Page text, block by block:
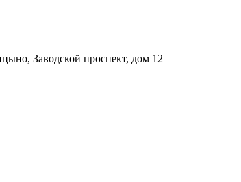
Заводской проспект, дом 12